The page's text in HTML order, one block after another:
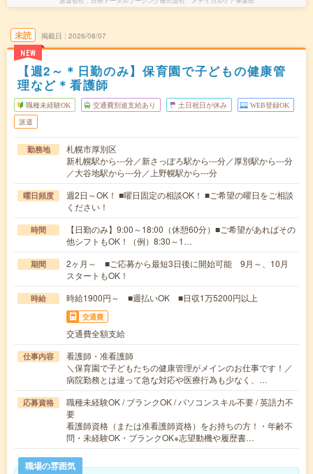
未読
NEW
掲載日 2026/08/07
【週2～＊日勤のみ】保育園で子どもの健康管
理など＊看護師
職種未経験OK 交通費別途支給あり 土日祝日が休み WEB登録OK
派遣
勤務地
札幌市厚別区
新札幌駅から---分／新さっぽろ駅から---分／厚別駅から---分
／大谷地駅から---分／上野幌駅から---分
曜日頻度
週2日～OK！ ■曜日固定の相談OK！ ■ご希望の曜日をご相談
ください！
時間
【日勤のみ】9:00～18:00（休憩60分）■ご希望があればその
他シフトもOK！（例）8:30～1…
期間
2ヶ月～ ■ご応募から最短3日後に開始可能 9月～、10月
スタートもOK！
時給 時給1900円～ ■週払いOK ■日収1万5200円以上
交通費
交通費全額支給
仕事内容
看護師・准看護師
＼保育園で子どもたちの健康管理がメインのお仕事です！／
病院勤務とは違って急な対応や医療行為も少なく、…
応募資格
職種未経験OK / ブランクOK / パソコンスキル不要 / 英語力不
要
看護師資格（または准看護師資格）をお持ちの方！・年齢不
問・未経験OK・ブランクOK※志望動機や履歴書…
職場の雰囲気